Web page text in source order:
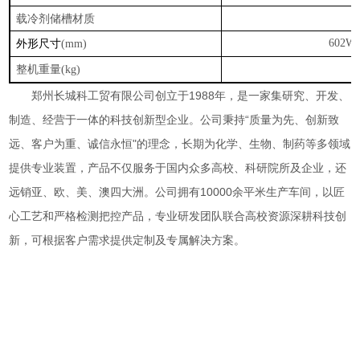
载冷剂储槽材质
外形尺寸(mm)
整机重量(kg)
郑州长城科工贸有限公司创立于1988年，是一家集研究、开发、
制造、经营于一体的科技创新型企业。公司秉持“质量为先、创新致
远、客户为重、诚信永恒"的理念，长期为化学、生物、制药等多领域
提供专业装置，产品不仅服务于国内众多高校、科研院所及企业，还
远销亚、欧、美、澳四大洲。公司拥有10000余平米生产车间，以匠
心工艺和严格检测把控产品，专业研发团队联合高校资源深耕科技创
新，可根据客户需求提供定制及专属解决方案。